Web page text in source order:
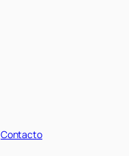
Contacto